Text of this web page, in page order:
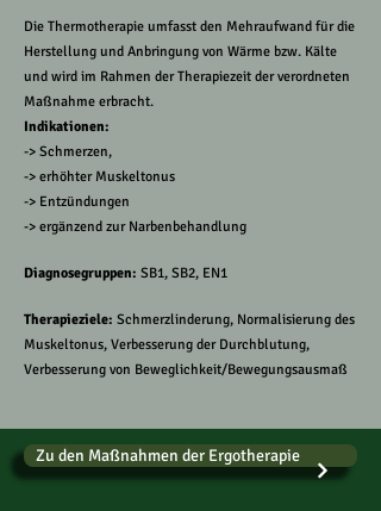
Die Thermotherapie umfasst den Mehraufwand für die
Herstellung und Anbringung von Wärme bzw. Kälte
und wird im Rahmen der Therapiezeit der verordneten
Maßnahme erbracht.
Indikationen:
-> Schmerzen,
-> erhöhter Muskeltonus
-> Entzündungen
-> ergänzend zur Narbenbehandlung
Diagnosegruppen: SB1, SB2, EN1
Therapieziele: Schmerzlinderung, Normalisierung des
Muskeltonus, Verbesserung der Durchblutung,
Verbesserung von Beweglichkeit/Bewegungsausmaß
Zu den Maßnahmen der Ergotherapie